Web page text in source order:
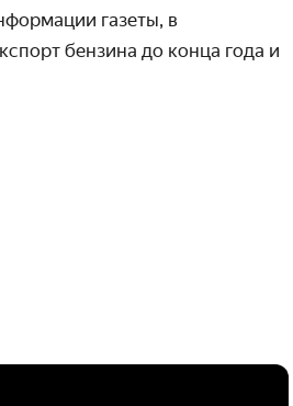
газеты, в
бензина до конца года и